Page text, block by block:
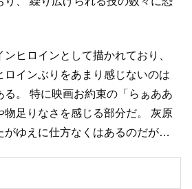
ヒロインとして描かれており、
ロインぶりをあまり感じないのは
。
特に映画お約束の「らぁああ
足りなさを感じる部分だ。
灰原
がゆえに仕方なくはあるのだが…